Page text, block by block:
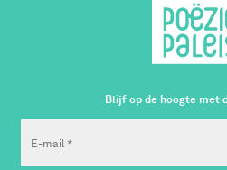
Blijf op de hoogte met